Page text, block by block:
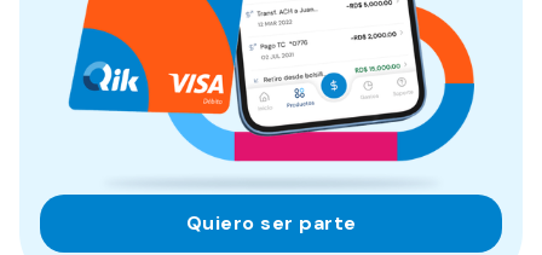
Quiero ser parte